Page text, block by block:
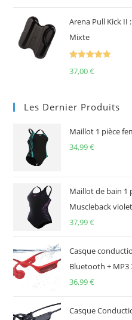
Arena Pull Kick
Mixte
37,00€
Les Dernier Produits
Maillot 1 pièce
34,99€
Maillot de bain 1
Muscleback violet
37,99€
Casque
Bluetooth + MP3
36,99€
Casque